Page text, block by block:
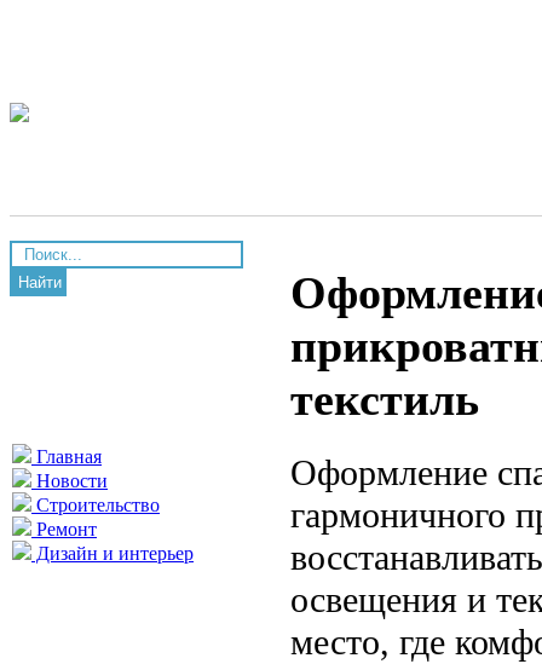
Найти
Главная
Новости
Строительство
Ремонт
Дизайн и интерьер
текстиль
Оформление
гармоничного
освещения и
место, где